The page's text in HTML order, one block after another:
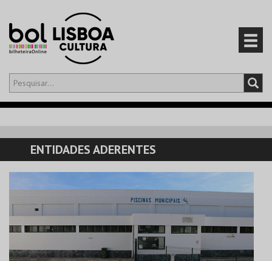
Olá,iniciar sessão
CARRINHO
EVENTOS
PRODUTOS
ENTIDADES ADERENTES